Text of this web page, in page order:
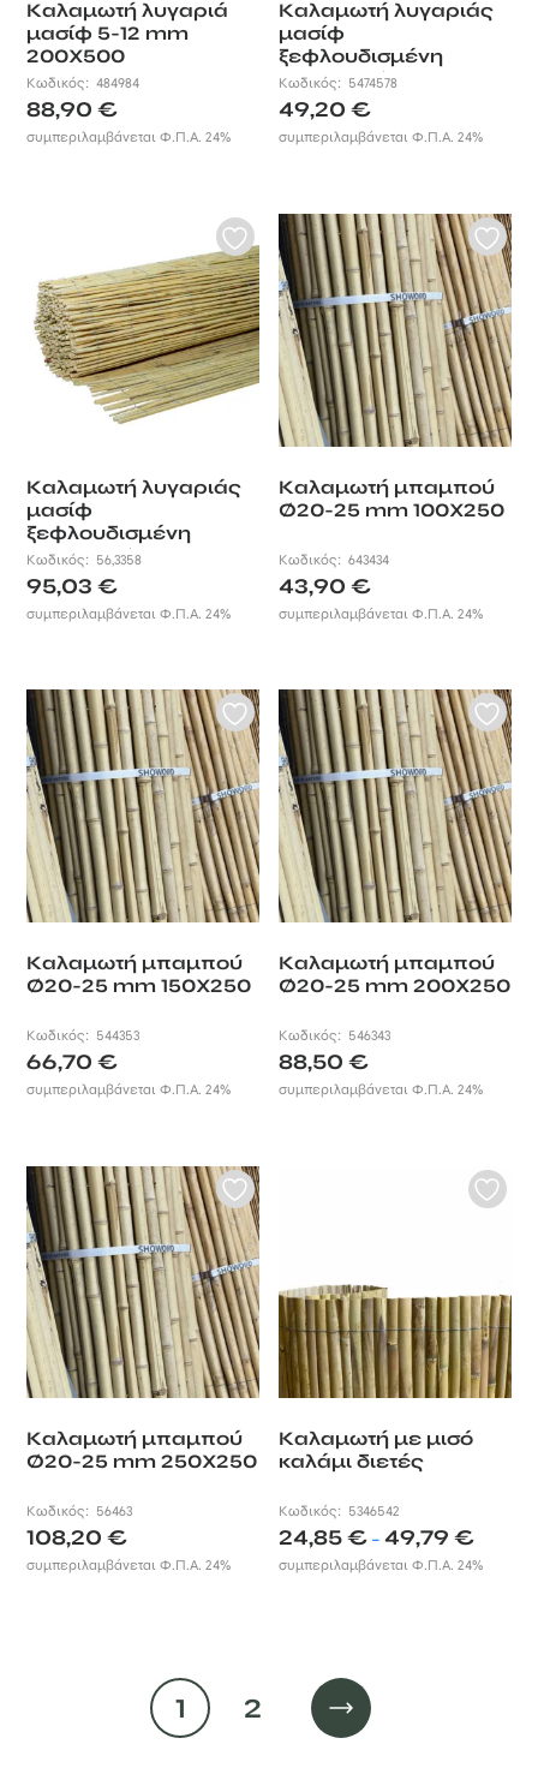
Καλαμωτή λυγαριά
μασίφ 5-12 mm
200X500
Κωδικός:484984
88,90€
συμπεριλαμβάνεται Φ.Π.Α. 24%
Καλαμωτή λυγαριάς
μασίφ
ξεφλουδισμένη
100×500 Ø5-12 mm
Κωδικός: 5474578
49,20€
συμπεριλαμβάνεται Φ.Π.Α. 24%
Καλαμωτή λυγαριάς
μασίφ
ξεφλουδισμένη
150×500 Ø5-12 mm
Κωδικός: 56,3358
95,03€
συμπεριλαμβάνεται Φ.Π.Α. 24%
Καλαμωτή μπαμπού
Ø20-25 mm 100X250
Κωδικός:643434
43,90€
συμπεριλαμβάνεται Φ.Π.Α. 24%
Καλαμωτή μπαμπού
Ø20-25 mm 150X250
Κωδικός: 544353
66,70€
συμπεριλαμβάνεται Φ.Π.Α. 24%
Καλαμωτή μπαμπού
Ø20-25 mm 200X250
Κωδικός: 546343
88,50€
συμπεριλαμβάνεται Φ.Π.Α. 24%
Καλαμωτή μπαμπού
Ø20-25 mm 250X250
Κωδικός: 56463
108,20€
συμπεριλαμβάνεται Φ.Π.Α. 24%
Καλαμωτή με μισό
καλάμι διετές
Κωδικός: 5346542
24,85€ – 49,79€
range:
συμπεριλαμβάνεται Φ.Π.Α. 24%
1 2